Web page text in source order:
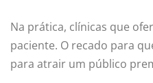
Na prática, clínicas que
paciente. O recado para
para atrair um público